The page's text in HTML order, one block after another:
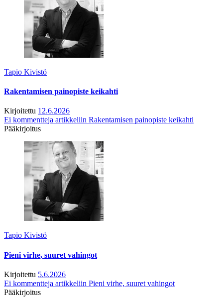
Tapio Kivistö
Rakentamisen painopiste keikahti
Kirjoitettu 12.6.2026
Ei kommentteja artikkeliin Rakentamisen painopiste keikahti
Pääkirjoitus
Tapio Kivistö
Pieni virhe, suuret vahingot
Kirjoitettu 5.6.2026
Ei kommentteja artikkeliin Pieni virhe, suuret vahingot
Pääkirjoitus